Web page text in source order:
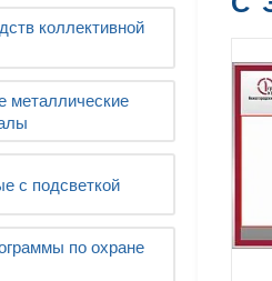
коллективной
с подсветкой
по охране